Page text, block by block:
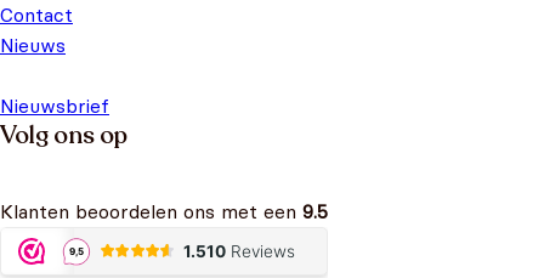
Contact
Nieuws
Nieuwsbrief
Volg ons op
Klanten beoordelen ons met een 9.5